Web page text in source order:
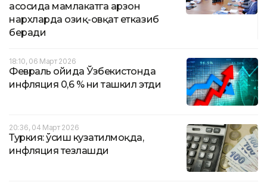
асосида мамлакатга арзон
нархларда озиқ-овқат етказиб
беради
18:10, 06 Март 2026
Февраль ойида Ўзбекистонда
инфляция 0,6 % ни ташкил этди
20:36, 04 Март 2026
Туркия: ўсиш кузатилмоқда,
инфляция тезлашди